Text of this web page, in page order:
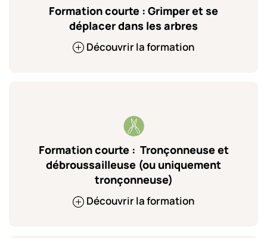
Formation courte : Grimper et se
déplacer dans les arbres
Découvrir la formation
Formation courte : Tronçonneuse et
débroussailleuse (ou uniquement
tronçonneuse)
Découvrir la formation